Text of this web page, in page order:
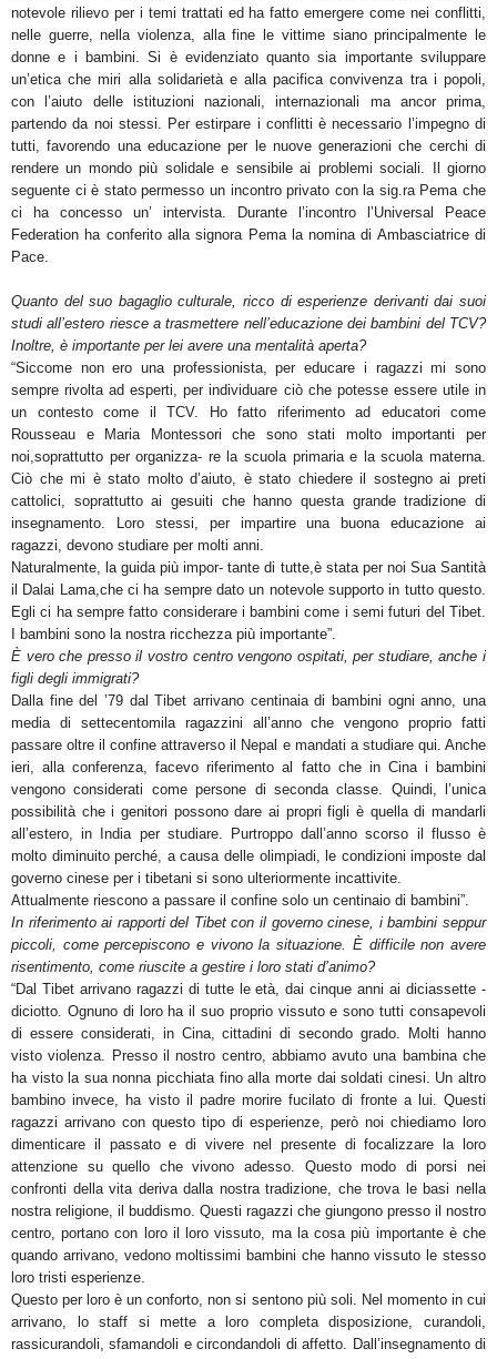
notevole rilievo per i temi trattati ed ha fatto emergere come nei conflitti,
nelle guerre, nella violenza, alla fine le vittime siano principalmente le
donne e i bambini. Si è evidenziato quanto sia importante sviluppare
un’etica che miri alla solidarietà e alla pacifica convivenza tra i popoli,
con l’aiuto delle istituzioni nazionali, internazionali ma ancor prima,
partendo da noi stessi. Per estirpare i conflitti è necessario l’impegno di
tutti, favorendo una educazione per le nuove generazioni che cerchi di
rendere un mondo più solidale e sensibile ai problemi sociali. Il giorno
seguente ci è stato permesso un incontro privato con la sig.ra Pema che
ci ha concesso un’ intervista. Durante l’incontro l’Universal Peace
Federation ha conferito alla signora Pema la nomina di Ambasciatrice di
Pace.
Quanto del suo bagaglio culturale, ricco di esperienze derivanti dai suoi
studi all’estero riesce a trasmettere nell’educazione dei bambini del TCV?
Inoltre, è importante per lei avere una mentalità aperta?
“Siccome non ero una professionista, per educare i ragazzi mi sono
sempre rivolta ad esperti, per individuare ciò che potesse essere utile in
un contesto come il TCV. Ho fatto riferimento ad educatori come
Rousseau e Maria Montessori che sono stati molto importanti per
noi,soprattutto per organizza- re la scuola primaria e la scuola materna.
Ciò che mi è stato molto d’aiuto, è stato chiedere il sostegno ai preti
cattolici, soprattutto ai gesuiti che hanno questa grande tradizione di
insegnamento. Loro stessi, per impartire una buona educazione ai
ragazzi, devono studiare per molti anni.
Naturalmente, la guida più impor- tante di tutte,è stata per noi Sua Santità
il Dalai Lama,che ci ha sempre dato un notevole supporto in tutto questo.
Egli ci ha sempre fatto considerare i bambini come i semi futuri del Tibet.
I bambini sono la nostra ricchezza più importante”.
È vero che presso il vostro centro vengono ospitati, per studiare, anche i
figli degli immigrati?
Dalla fine del ’79 dal Tibet arrivano centinaia di bambini ogni anno, una
media di settecentomila ragazzini all’anno che vengono proprio fatti
passare oltre il confine attraverso il Nepal e mandati a studiare qui. Anche
ieri, alla conferenza, facevo riferimento al fatto che in Cina i bambini
vengono considerati come persone di seconda classe. Quindi, l’unica
possibilità che i genitori possono dare ai propri figli è quella di mandarli
all’estero, in India per studiare. Purtroppo dall’anno scorso il flusso è
molto diminuito perché, a causa delle olimpiadi, le condizioni imposte dal
governo cinese per i tibetani si sono ulteriormente incattivite.
Attualmente riescono a passare il confine solo un centinaio di bambini”.
In riferimento ai rapporti del Tibet con il governo cinese, i bambini seppur
piccoli, come percepiscono e vivono la situazione. È difficile non avere
risentimento, come riuscite a gestire i loro stati d’animo?
“Dal Tibet arrivano ragazzi di tutte le età, dai cinque anni ai diciassette -
diciotto. Ognuno di loro ha il suo proprio vissuto e sono tutti consapevoli
di essere considerati, in Cina, cittadini di secondo grado. Molti hanno
visto violenza. Presso il nostro centro, abbiamo avuto una bambina che
ha visto la sua nonna picchiata fino alla morte dai soldati cinesi. Un altro
bambino invece, ha visto il padre morire fucilato di fronte a lui. Questi
ragazzi arrivano con questo tipo di esperienze, però noi chiediamo loro
dimenticare il passato e di vivere nel presente di focalizzare la loro
attenzione su quello che vivono adesso. Questo modo di porsi nei
confronti della vita deriva dalla nostra tradizione, che trova le basi nella
nostra religione, il buddismo. Questi ragazzi che giungono presso il nostro
centro, portano con loro il loro vissuto, ma la cosa più importante è che
quando arrivano, vedono moltissimi bambini che hanno vissuto le stesso
loro tristi esperienze.
Questo per loro è un conforto, non si sentono più soli. Nel momento in cui
arrivano, lo staff si mette a loro completa disposizione, curandoli,
rassicurandoli, sfamandoli e circondandoli di affetto. Dall’insegnamento di